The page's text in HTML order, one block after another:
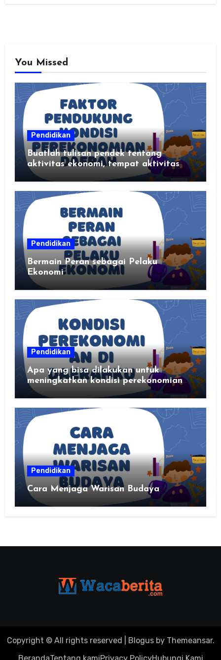
You Missed
Pendidikan
Buatlah tulisan pendek tentang
aktivitas ekonomi, tempat aktivitas
ekonomi, dan hasil produksi daerah
kalian
Pendidikan
Bermain Peran sebagai Pelaku
Ekonomi
Pendidikan
Apa yang bisa dilakukan untuk
meningkatkan kondisi perekonomian
daerahku?
Pendidikan
Cara Menjaga Warisan Budaya
Copyright © All rights reserved Blogusby Themeansar.